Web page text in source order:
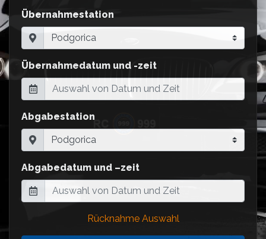
Übernahmestation
Übernahmedatum und -zeit
Abgabestation
Abgabedatum und –zeit
Rücknahme Auswahl